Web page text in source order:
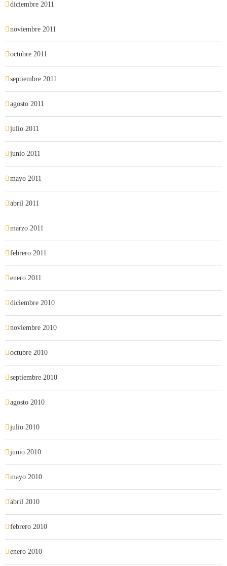
diciembre 2011
noviembre 2011
octubre 2011
septiembre 2011
agosto 2011
julio 2011
junio 2011
mayo 2011
abril 2011
marzo 2011
febrero 2011
enero 2011
diciembre 2010
noviembre 2010
octubre 2010
septiembre 2010
agosto 2010
julio 2010
junio 2010
mayo 2010
abril 2010
febrero 2010
enero 2010